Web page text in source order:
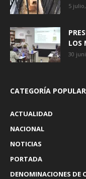
5
LOS
30
CATEGORÍA POPULAR
ACTUALIDAD
NACIONAL
NOTICIAS
PORTADA
DENOMINACIONES DE